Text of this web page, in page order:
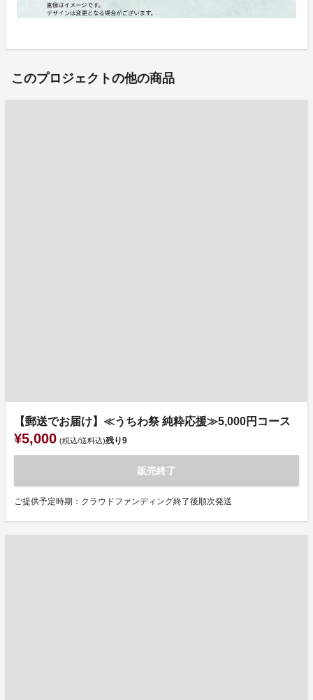
このプロジェクトの他の商品
【郵送でお届け】≪うちわ祭 純粋応援≫5,000円コース
¥5,000 (税込/送料込)残り9
販売終了
ご提供予定時期：クラウドファンディング終了後順次発送